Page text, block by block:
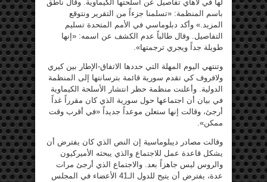
لها في لاهاي تفاصيل عن أسلحتها الكيماوية. وقال ناطق
باسم المنظمة: «تسلمنا جزءاً من التقرير ونتوقع
المزيد.» وأكد دبلوماسي في الأمم المتحدة تسليم
التفاصيل. وقال طالباً عدم الكشف عن اسمه: «إنها
طويلة جداً ويجري ترجمتها».
وتنتهي اليوم المهلة التي حددها الاتفاق-الإطار بين كيري
ولافروف كي تقدم سورية قائمة بترسانتها إلى المنظمة
الدولية. وأعلنت منظمة حظر انتشار الأسلحة الكيماوية
في بيان أن اجتماعها حول سورية الذي كان مقرراً غداً
أرجئ، وقالت إنها ستعلن موعداً جديداً «في أقرب وقت
ممكن».
وقالت مصادر ديبلوماسية إن النص الذي كان يفترض أن
يشكل قاعدة عمل للاجتماع والذي يبحثه الأميركيون
والروس ليس جاهزاً بعد. والاجتماع الذي أرجئ مرات
عدة، يفترض أن يتيح للدول الـ41 الأعضاء في المجلس